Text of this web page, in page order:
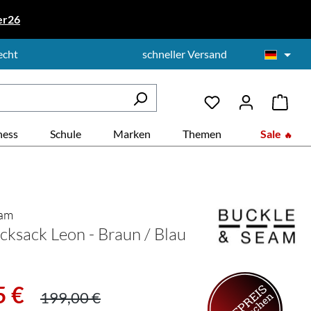
schneller Versand
Schule Marken Themen Sale
Leon - Braun / Blau
€ Regulärer Preis:
199,00 €